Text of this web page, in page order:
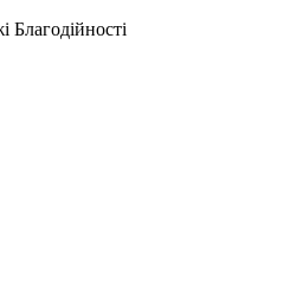
Благодійності